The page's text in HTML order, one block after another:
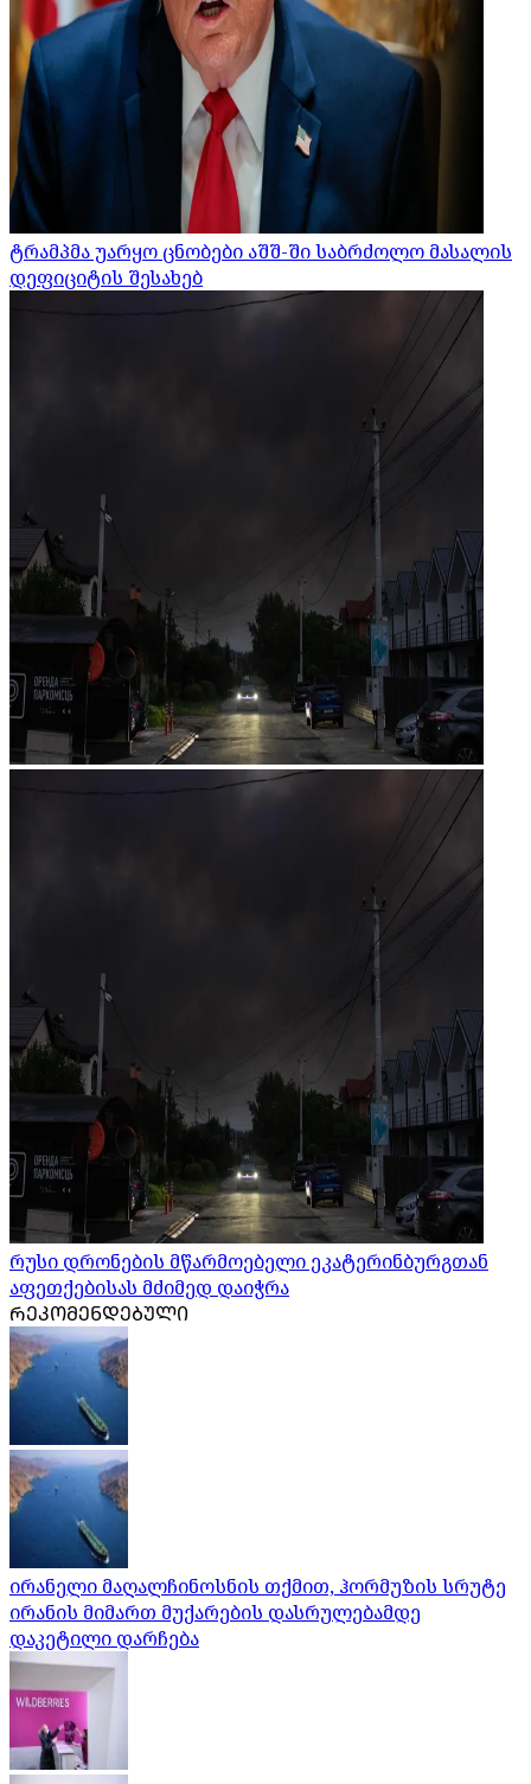
ტრამპმა უარყო ცნობები აშშ-ში საბრძოლო მასალის
დეფიციტის შესახებ
რუსი დრონების მწარმოებელი ეკატერინბურგთან
აფეთქებისას მძიმედ დაიჭრა
ᲠᲔᲙᲝᲛᲔᲜᲓᲔᲑᲣᲚᲘ
ირანელი მაღალჩინოსნის თქმით, ჰორმუზის სრუტე
ირანის მიმართ მუქარების დასრულებამდე
დაკეტილი დარჩება